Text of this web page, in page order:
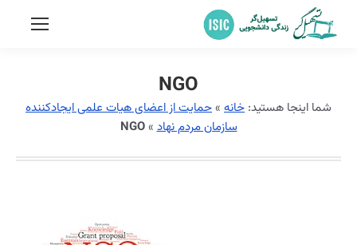
NGO
شما اینجا هستید: خانه »حمایت از اعضای هیات علمی ایجادکننده
سازمان مردم نهاد»
NGO